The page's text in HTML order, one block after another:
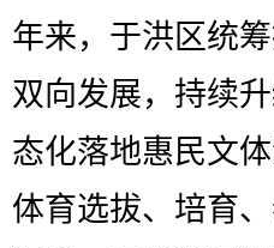
年来，于洪区统
双向发展，持续
态化落地惠民文
体育选拔、培育